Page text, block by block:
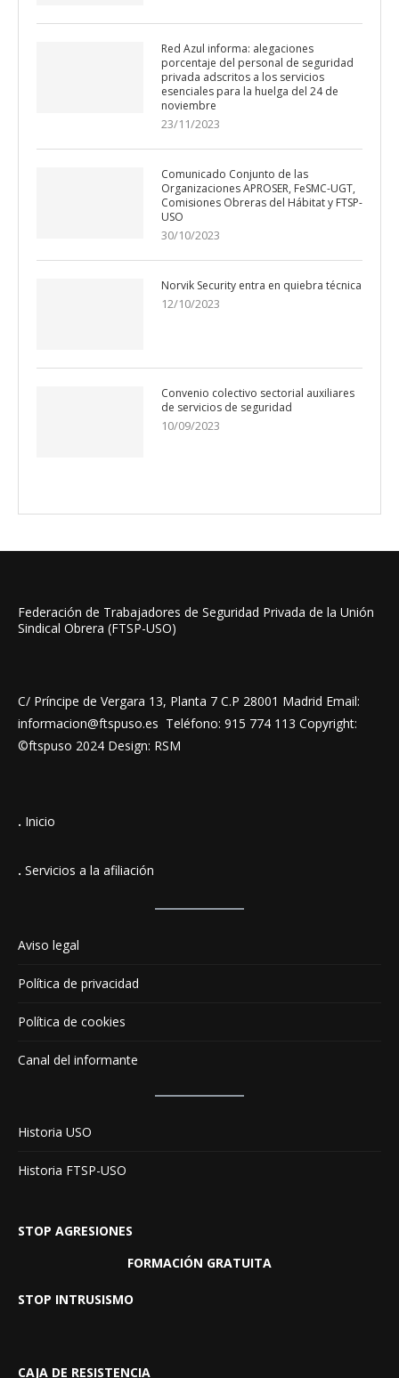
Red Azul informa: alegaciones
porcentaje del personal de seguridad
privada adscritos a los servicios
esenciales para la huelga del 24 de
noviembre
23/11/2023
Comunicado Conjunto de las
Organizaciones APROSER, FeSMC-UGT,
Comisiones Obreras del Hábitat y FTSP-
USO
30/10/2023
Norvik Security entra en quiebra técnica
12/10/2023
Convenio colectivo sectorial auxiliares
de servicios de seguridad
10/09/2023
Federación de Trabajadores de Seguridad Privada de la Unión
Sindical Obrera (FTSP-USO)
C/ Príncipe de Vergara 13, Planta 7 C.P 28001 Madrid Email:
informacion@ftspuso.es Teléfono: 915 774 113 Copyright:
©ftspuso 2024 Design: RSM
. Inicio
. Servicios a la afiliación
Aviso legal
Política de privacidad
Política de cookies
Canal del informante
Historia USO
Historia FTSP-USO
STOP AGRESIONES
FORMACIÓN GRATUITA
STOP INTRUSISMO
CAJA DE RESISTENCIA